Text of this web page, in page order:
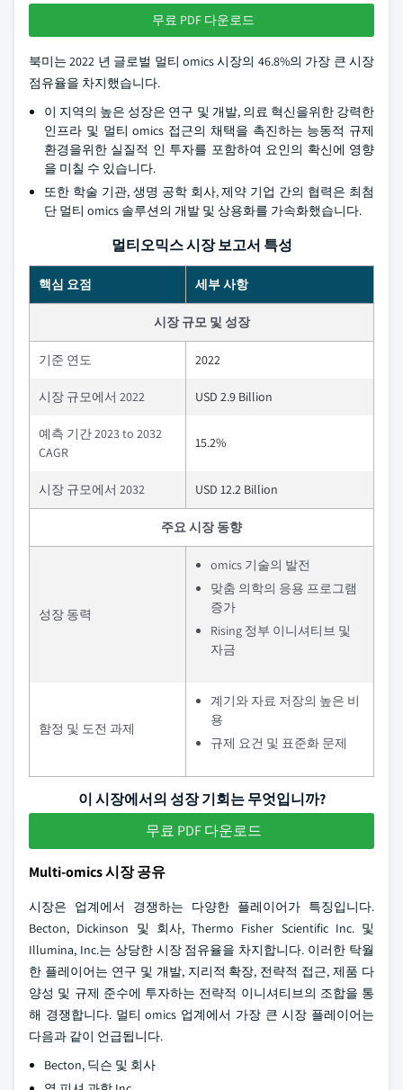
무료 PDF 다운로드
북미는 2022 년 글로벌 멀티 omics 시장의 46.8%의 가장 큰 시장
점유율을 차지했습니다.
이 지역의 높은 성장은 연구 및 개발, 의료 혁신을위한 강력한
인프라 및 멀티 omics 접근의 채택을 촉진하는 능동적 규제
환경을위한 실질적 인 투자를 포함하여 요인의 확신에 영향
을 미칠 수 있습니다.
또한 학술 기관, 생명 공학 회사, 제약 기업 간의 협력은 최첨
단 멀티 omics 솔루션의 개발 및 상용화를 가속화했습니다.
멀티오믹스 시장 보고서 특성
핵심 요점 세부 사항
시장 규모 및 성장
기준 연도 2022
시장 규모에서 2022 USD 2.9 Billion
예측 기간 2023 to 2032
CAGR
15.2%
시장 규모에서 2032 USD 12.2 Billion
주요 시장 동향
성장 동력
omics 기술의 발전
맞춤 의학의 응용 프로그램
증가
Rising 정부 이니셔티브 및
자금
함정 및 도전 과제
계기와 자료 저장의 높은 비
용
규제 요건 및 표준화 문제
이 시장에서의 성장 기회는 무엇입니까?
무료 PDF 다운로드
Multi-omics 시장 공유
시장은 업계에서 경쟁하는 다양한 플레이어가 특징입니다.
Becton, Dickinson 및 회사, Thermo Fisher Scientific Inc. 및
Illumina, Inc.는 상당한 시장 점유율을 차지합니다. 이러한 탁월
한 플레이어는 연구 및 개발, 지리적 확장, 전략적 접근, 제품 다
양성 및 규제 준수에 투자하는 전략적 이니셔티브의 조합을 통
해 경쟁합니다. 멀티 omics 업계에서 가장 큰 시장 플레이어는
다음과 같이 언급됩니다.
Becton, 딕슨 및 회사